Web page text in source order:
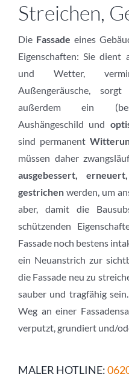
Streichen,
Die Fassade eines
Eigenschaften: Sie dient
und Wetter,
Außengeräusche,
außerdem ein
Aushängeschild und
sind permanent
müssen daher
ausgebessert,
gestrichenwerden, um
aber, damit die
schützenden
Fassade noch bestens
ein Neuanstrich zur
die Fassade neu zu
sauber und tragfähig
Weg an einer
verputzt, grundiert und/
MALER HOTLINE: